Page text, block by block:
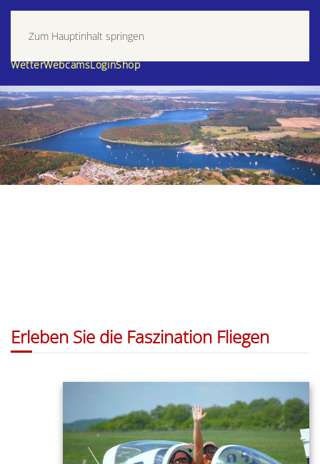
Zum Hauptinhalt springen
WetterWebcamsLoginShop
Erleben Sie die Faszination Fliegen